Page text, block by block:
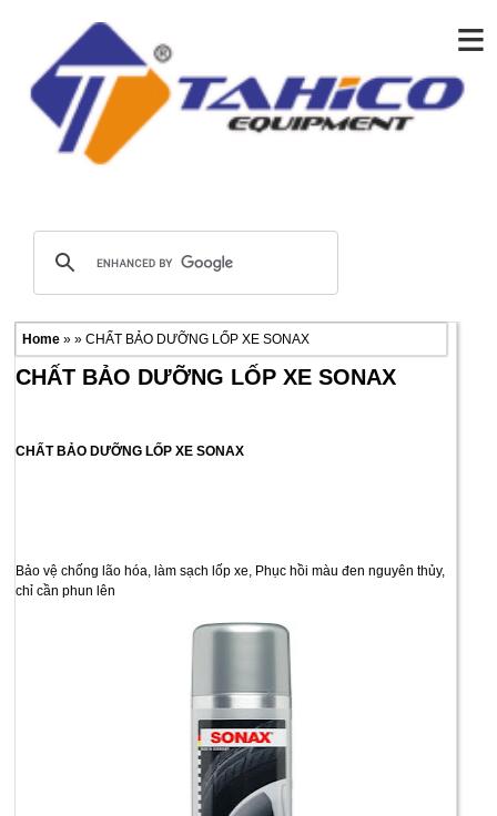
≡
Home» » CHẤT BẢO DƯỠNG LỐP XE SONAX
CHẤT BẢO DƯỠNG LỐP XE SONAX
CHẤT BẢO DƯỠNG LỐP XE SONAX
Bảo vệ chống lão hóa, làm sạch lốp xe, Phục hồi màu đen nguyên thủy,
chỉ cần phun lên